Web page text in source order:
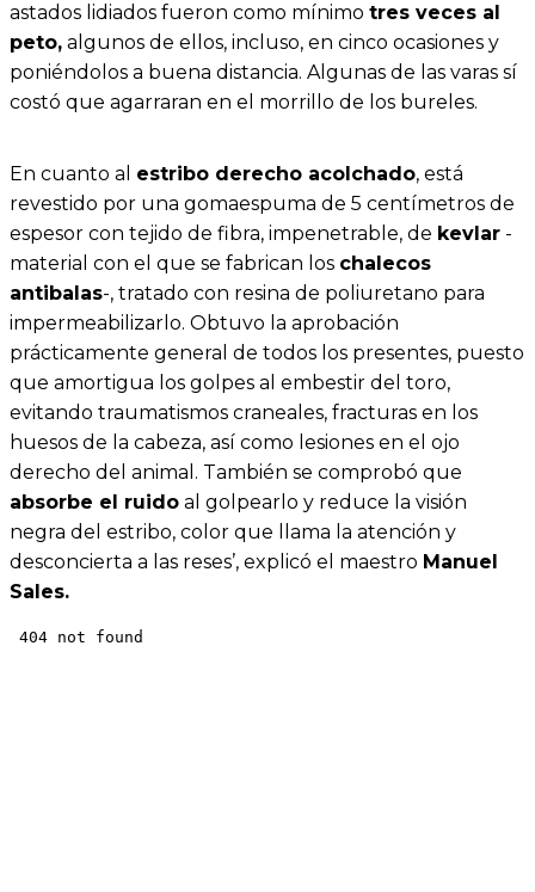
astados lidiados fueron como mínimo tres veces al
peto, algunos de ellos, incluso, en cinco ocasiones y
poniéndolos a buena distancia. Algunas de las varas sí
costó que agarraran en el morrillo de los bureles.
En cuanto al estribo derecho acolchado, está
revestido por una gomaespuma de 5 centímetros de
espesor con tejido de fibra, impenetrable, de kevlar -
material con el que se fabrican los chalecos
antibalas-, tratado con resina de poliuretano para
impermeabilizarlo. Obtuvo la aprobación
prácticamente general de todos los presentes, puesto
que amortigua los golpes al embestir del toro,
evitando traumatismos craneales, fracturas en los
huesos de la cabeza, así como lesiones en el ojo
derecho del animal. También se comprobó que
absorbe el ruido al golpearlo y reduce la visión
negra del estribo, color que llama la atención y
desconcierta a las reses’, explicó el maestro Manuel
Sales.